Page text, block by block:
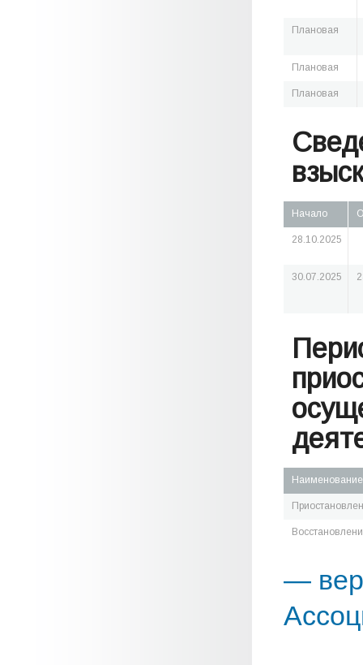
Плановая
Плановая
Плановая
Начало
28.10.2025
30.07.2025
Наименование
—